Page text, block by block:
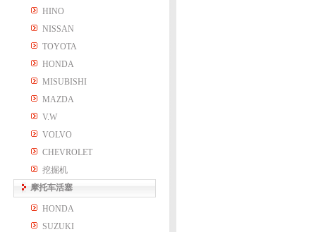
HINO
NISSAN
TOYOTA
HONDA
MISUBISHI
MAZDA
V.W
VOLVO
CHEVROLET
挖掘机
摩托车活塞
HONDA
SUZUKI